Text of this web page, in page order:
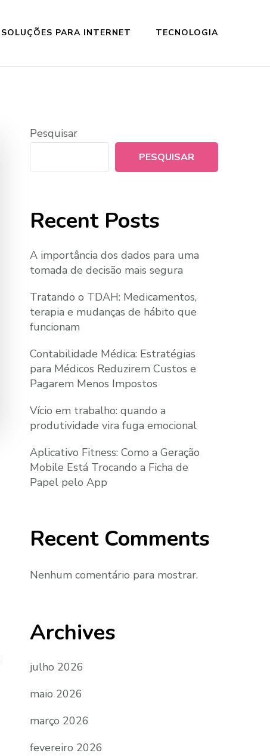
SOLUÇÕES PARA INTERNET TECNOLOGIA
Pesquisar
PESQUISAR
Recent Posts
A importância dos dados para uma
tomada de decisão mais segura
Tratando o TDAH: Medicamentos,
terapia e mudanças de hábito que
funcionam
Contabilidade Médica: Estratégias
para Médicos Reduzirem Custos e
Pagarem Menos Impostos
Vício em trabalho: quando a
produtividade vira fuga emocional
Aplicativo Fitness: Como a Geração
Mobile Está Trocando a Ficha de
Papel pelo App
Recent Comments
Nenhum comentário para mostrar.
Archives
julho 2026
maio 2026
março 2026
fevereiro 2026